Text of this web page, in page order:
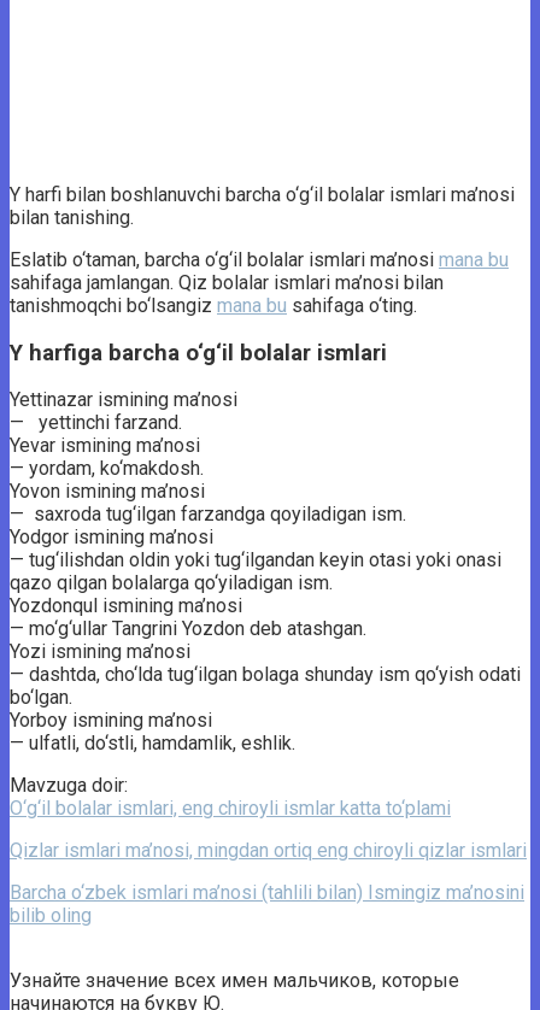
Y harfi bilan boshlanuvchi barcha o‘g‘il bolalar ismlari ma’nosi
bilan tanishing.
Eslatib o‘taman, barcha o‘g‘il bolalar ismlari ma’nosi mana bu
sahifaga jamlangan. Qiz bolalar ismlari ma’nosi bilan
tanishmoqchi bo‘lsangiz mana bu sahifaga o‘ting.
Y harfiga barcha o‘g‘il bolalar ismlari
Yettinazar ismining ma’nosi
— yettinchi farzand.
Yevar ismining ma’nosi
— yordam, ko‘makdosh.
Yovon ismining ma’nosi
— saxroda tug‘ilgan farzandga qoyiladigan ism.
Yodgor ismining ma’nosi
— tug‘ilishdan oldin yoki tug‘ilgandan keyin otasi yoki onasi
qazo qilgan bolalarga qo‘yiladigan ism.
Yozdonqul ismining ma’nosi
— mo‘g‘ullar Tangrini Yozdon deb atashgan.
Yozi ismining ma’nosi
— dashtda, cho‘lda tug‘ilgan bolaga shunday ism qo‘yish odati
bo‘lgan.
Yorboy ismining ma’nosi
— ulfatli, do‘stli, hamdamlik, eshlik.
Mavzuga doir:
O‘g‘il bolalar ismlari, eng chiroyli ismlar katta to‘plami
Qizlar ismlari ma’nosi, mingdan ortiq eng chiroyli qizlar ismlari
Barcha o‘zbek ismlari ma’nosi (tahlili bilan) Ismingiz ma’nosini
bilib oling
Узнайте значение всех имен мальчиков, которые
начинаются на букву Ю.